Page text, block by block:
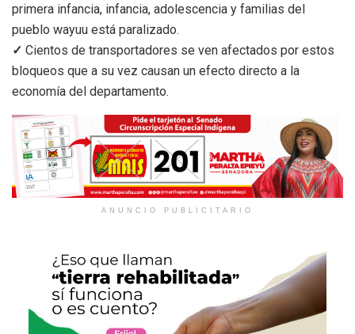
primera infancia, infancia, adolescencia y familias del
pueblo wayuu está paralizado.
✓ Cientos de transportadores se ven afectados por estos
bloqueos que a su vez causan un efecto directo a la
economía del departamento.
ANUNCIO PUBLICITARIO